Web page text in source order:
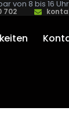
von 8 bis 16 Uhr
702